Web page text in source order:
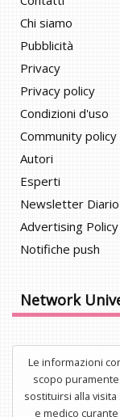
Chi siamo
Pubblicità
Privacy
Privacy policy
Condizioni d'uso
Community policy
Autori
Esperti
Newsletter
Advertising Policy
Notifiche push
Network
Le informazioni
scopo
sostituirsi alla
e medico